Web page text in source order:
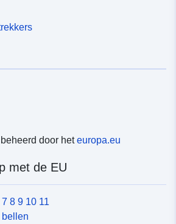
door heteuropa.eu
met de EU
8 9 10 11
bellen